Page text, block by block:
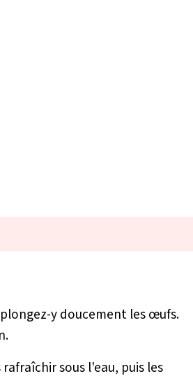
y doucement les œufs.
sous l'eau, puis les